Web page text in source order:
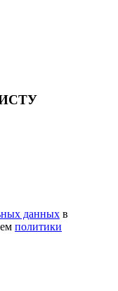
данных в
политики